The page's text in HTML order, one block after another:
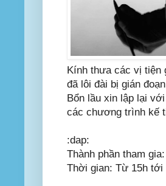
Kính thưa các vị tiện
đã lôi đài bị gián
Bổn lầu xin lập lại
các chương trình kế
:dap:
Thành phần tham
Thời gian: Từ 15h tới